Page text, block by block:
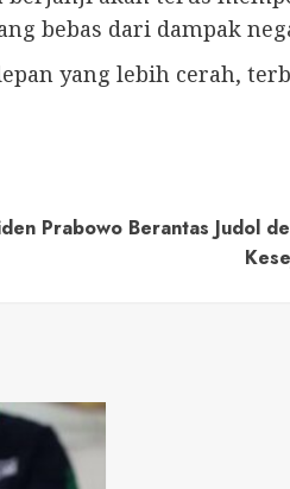
bebas dari dampak
yang lebih cerah,
Prabowo Berantas Judol